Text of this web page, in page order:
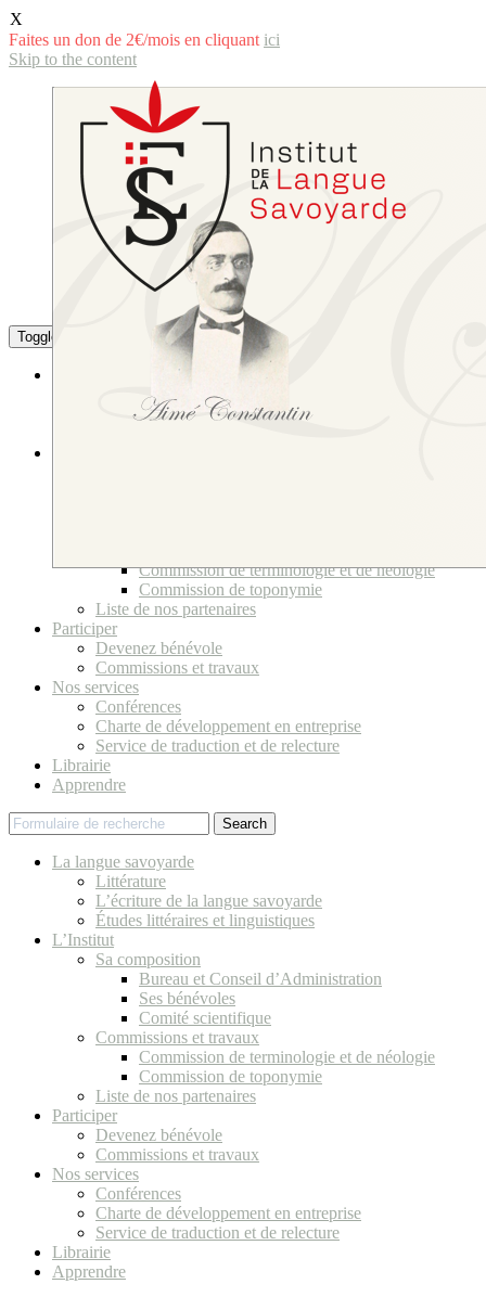
X
Faites un don de 2€/mois en cliquant ici
Skip to the content
Toggle the mobile menu Toggle the search field
La langue savoyarde
Littérature
L’écriture de la langue savoyarde
Commission de terminologie et de néologie
Commission de toponymie
Liste de nos partenaires
Participer
Devenez bénévole
Commissions et travaux
Nos services
Conférences
Charte de développement en entreprise
Service de traduction et de relecture
Librairie
Apprendre
Search
La langue savoyarde
Littérature
L’écriture de la langue savoyarde
Études littéraires et linguistiques
L’Institut
Sa composition
Bureau et Conseil d’Administration
Ses bénévoles
Comité scientifique
Commissions et travaux
Commission de terminologie et de néologie
Commission de toponymie
Liste de nos partenaires
Participer
Devenez bénévole
Commissions et travaux
Nos services
Conférences
Charte de développement en entreprise
Service de traduction et de relecture
Librairie
Apprendre